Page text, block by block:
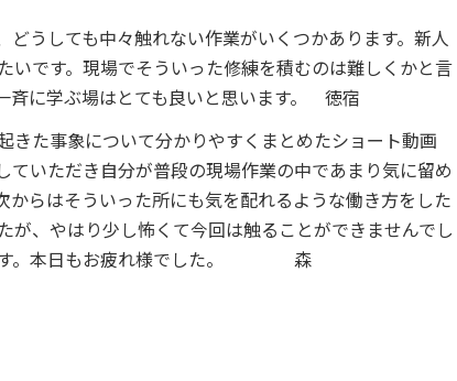
うしても中々触れない作業がいくつかあります。新人
です。現場でそういった修練を積むのは難しくかと言
斉に学ぶ場はとても良いと思います。 徳宿
た事象について分かりやすくまとめたショート動画
いただき自分が普段の現場作業の中であまり気に留め
らはそういった所にも気を配れるような働き方をした
、やはり少し怖くて今回は触ることができませんでし
ます。本日もお疲れ様でした。 森